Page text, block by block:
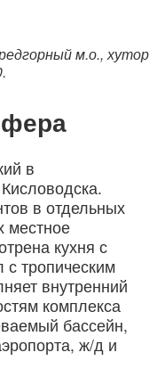
м.о., хутор
в
в отдельных
местное
кухня с
с тропическим
внутренний
комплекса
бассейн,
ж/д и